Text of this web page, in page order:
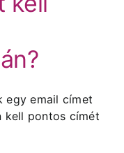
egy email címet
kell pontos címét